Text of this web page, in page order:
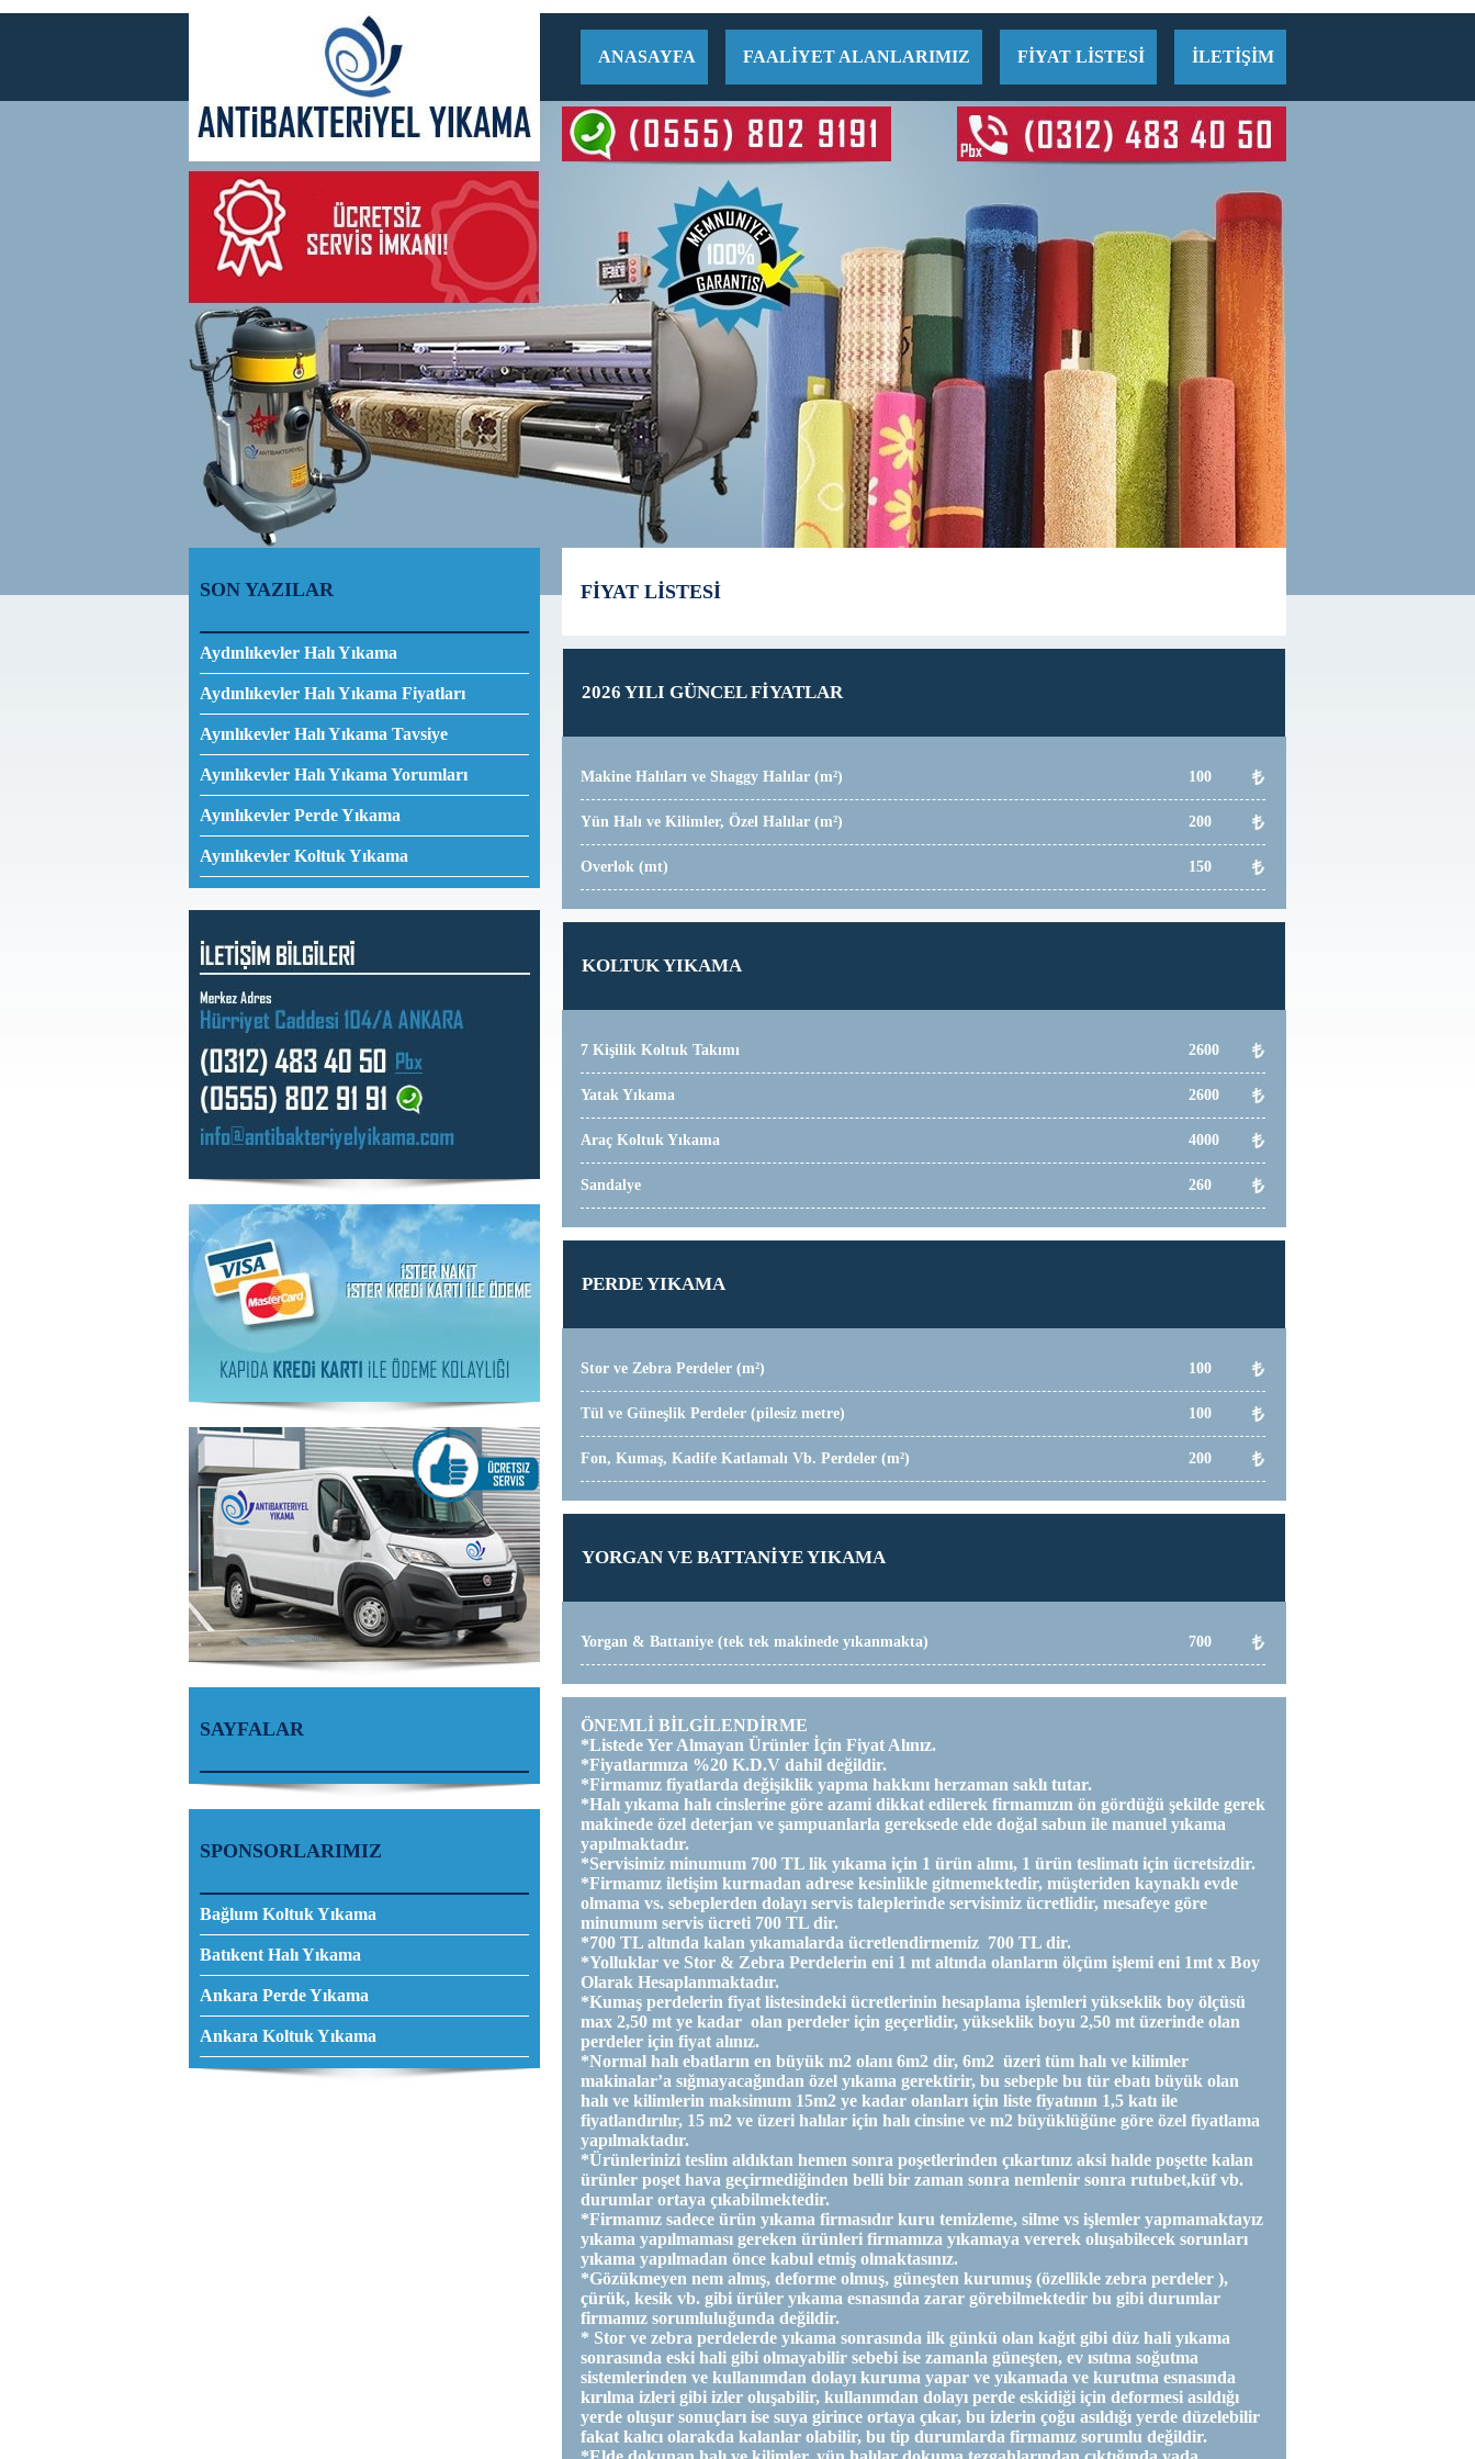
ANASAYFA FAALİYET ALANLARIMIZ FİYAT LİSTESİ İLETİŞİM
FİYAT LİSTESİ
2026 YILI GÜNCEL FİYATLAR
Makine Halıları ve Shaggy Halılar (m²) 100
Yün Halı ve Kilimler, Özel Halılar (m²) 200
Overlok (mt) 150
KOLTUK YIKAMA
7 Kişilik Koltuk Takımı 2600
Yatak Yıkama 2600
Araç Koltuk Yıkama 4000
Sandalye 260
PERDE YIKAMA
Stor ve Zebra Perdeler (m²) 100
Tül ve Güneşlik Perdeler (pilesiz metre) 100
Fon, Kumaş, Kadife Katlamalı Vb. Perdeler (m²) 200
YORGAN VE BATTANİYE YIKAMA
Yorgan & Battaniye (tek tek makinede yıkanmakta) 700
ÖNEMLİ BİLGİLENDİRME
*Listede Yer Almayan Ürünler İçin Fiyat Alınız.
*Fiyatlarımıza %20 K.D.V dahil değildir.
*Firmamız fiyatlarda değişiklik yapma hakkını herzaman saklı tutar.
*Halı yıkama halı cinslerine göre azami dikkat edilerek firmamızın ön gördüğü şekilde gerek
makinede özel deterjan ve şampuanlarla gereksede elde doğal sabun ile manuel yıkama
yapılmaktadır.
*Servisimiz minumum 700 TL lik yıkama için 1 ürün alımı, 1 ürün teslimatı için ücretsizdir.
*Firmamız iletişim kurmadan adrese kesinlikle gitmemektedir, müşteriden kaynaklı evde
olmama vs. sebeplerden dolayı servis taleplerinde servisimiz ücretlidir, mesafeye göre
minumum servis ücreti 700 TL dir.
*700 TL altında kalan yıkamalarda ücretlendirmemiz 700 TL dir.
*Yolluklar ve Stor & Zebra Perdelerin eni 1 mt altında olanların ölçüm işlemi eni 1mt x Boy
Olarak Hesaplanmaktadır.
*Kumaş perdelerin fiyat listesindeki ücretlerinin hesaplama işlemleri yükseklik boy ölçüsü
max 2,50 mt ye kadar olan perdeler için geçerlidir, yükseklik boyu 2,50 mt üzerinde olan
perdeler için fiyat alınız.
*Normal halı ebatların en büyük m2 olanı 6m2 dir, 6m2 üzeri tüm halı ve kilimler
makinalar’a sığmayacağından özel yıkama gerektirir, bu sebeple bu tür ebatı büyük olan
halı ve kilimlerin maksimum 15m2 ye kadar olanları için liste fiyatının 1,5 katı ile
fiyatlandırılır, 15 m2 ve üzeri halılar için halı cinsine ve m2 büyüklüğüne göre özel fiyatlama
yapılmaktadır.
*Ürünlerinizi teslim aldıktan hemen sonra poşetlerinden çıkartınız aksi halde poşette kalan
ürünler poşet hava geçirmediğinden belli bir zaman sonra nemlenir sonra rutubet,küf vb.
durumlar ortaya çıkabilmektedir.
*Firmamız sadece ürün yıkama firmasıdır kuru temizleme, silme vs işlemler yapmamaktayız
yıkama yapılmaması gereken ürünleri firmamıza yıkamaya vererek oluşabilecek sorunları
yıkama yapılmadan önce kabul etmiş olmaktasınız.
*Gözükmeyen nem almış, deforme olmuş, güneşten kurumuş (özellikle zebra perdeler ),
çürük, kesik vb. gibi ürüler yıkama esnasında zarar görebilmektedir bu gibi durumlar
firmamız sorumluluğunda değildir.
* Stor ve zebra perdelerde yıkama sonrasında ilk günkü olan kağıt gibi düz hali yıkama
sonrasında eski hali gibi olmayabilir sebebi ise zamanla güneşten, ev ısıtma soğutma
sistemlerinden ve kullanımdan dolayı kuruma yapar ve yıkamada ve kurutma esnasında
kırılma izleri gibi izler oluşabilir, kullanımdan dolayı perde eskidiği için deformesi asıldığı
yerde oluşur sonuçları ise suya girince ortaya çıkar, bu izlerin çoğu asıldığı yerde düzelebilir
fakat kalıcı olarakda kalanlar olabilir, bu tip durumlarda firmamız sorumlu değildir.
SON YAZILAR
Aydınlıkevler Halı Yıkama
Aydınlıkevler Halı Yıkama Fiyatları
Ayınlıkevler Halı Yıkama Tavsiye
Ayınlıkevler Halı Yıkama Yorumları
Ayınlıkevler Perde Yıkama
Ayınlıkevler Koltuk Yıkama
SAYFALAR
SPONSORLARIMIZ
Bağlum Koltuk Yıkama
Batıkent Halı Yıkama
Ankara Perde Yıkama
Ankara Koltuk Yıkama